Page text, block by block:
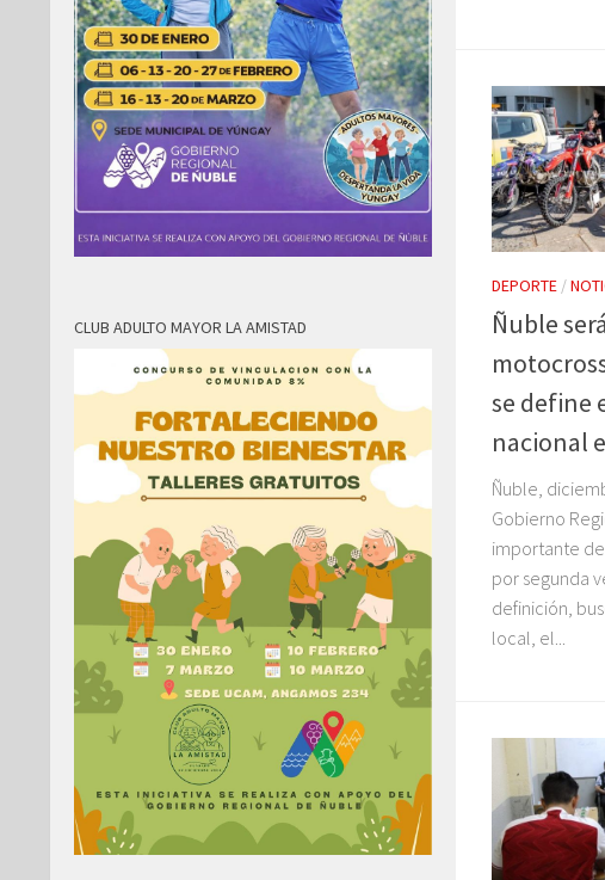
DEPORTE /
Ñuble
se define
nacional
Ñuble,
Gobierno
importante
por segunda
definición,
local, el...
CLUB ADULTO MAYOR LA AMISTAD